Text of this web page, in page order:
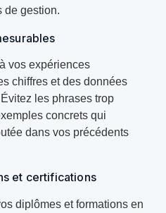
de gestion.
vos expériences
chiffres et des données
les phrases trop
concrets qui
dans vos précédents
et certifications
diplômes et formations en